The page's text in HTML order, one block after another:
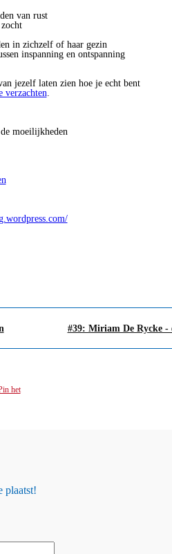
van rust
in zichzelf of haar gezin
inspanning en ontspanning
jezelf laten zien hoe je echt bent
verzachten.
moeilijkheden
#39: Miriam De Rycke -
het
plaatst!